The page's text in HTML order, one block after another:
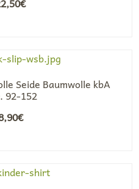
Seide Baumwolle kbA
92-152
€